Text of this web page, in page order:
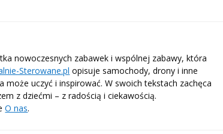
nowoczesnych zabawek i wspólnej zabawy, która
Sterowane.pl opisuje samochody, drony i inne
może uczyć i inspirować. W swoich tekstach zachęca
z dziećmi – z radością i ciekawością.
O nas.